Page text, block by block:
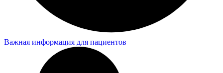
Важная информация для пациентов